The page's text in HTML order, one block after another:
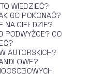
WIEDZIEĆ?
GO POKONAĆ?
NA GIEŁDZIE?
PODWYŻCE? CO
AUTORSKICH?